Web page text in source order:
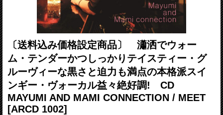
〔送料込み価格設定商品〕 瀟洒でウォー
ム・テンダーかつしっかりテイスティー・グ
ルーヴィーな黒さと迫力も満点の本格派スイ
ンギー・ヴォーカル益々絶好調! CD
MAYUMI AND MAMI CONNECTION / MEET
[ARCD 1002]